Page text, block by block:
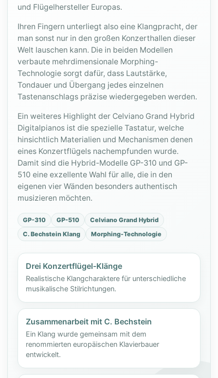
und Flügelhersteller Europas.
Ihren Fingern unterliegt also eine Klangpracht, der
man sonst nur in den großen Konzerthallen dieser
Welt lauschen kann. Die in beiden Modellen
verbaute mehrdimensionale Morphing-
Technologie sorgt dafür, dass Lautstärke,
Tondauer und Übergang jedes einzelnen
Tastenanschlags präzise wiedergegeben werden.
Ein weiteres Highlight der Celviano Grand Hybrid
Digitalpianos ist die spezielle Tastatur, welche
hinsichtlich Materialien und Mechanismen denen
eines Konzertflügels nachempfunden wurde.
Damit sind die Hybrid-Modelle GP-310 und GP-
510 eine exzellente Wahl für alle, die in den
eigenen vier Wänden besonders authentisch
musizieren möchten.
GP-310 GP-510
Celviano Grand Hybrid
C. Bechstein Klang
Morphing-Technologie
Drei Konzertflügel-Klänge
Realistische Klangcharaktere für unterschiedliche
musikalische Stilrichtungen.
Zusammenarbeit mit C. Bechstein
Ein Klang wurde gemeinsam mit dem
renommierten europäischen Klavierbauer
entwickelt.